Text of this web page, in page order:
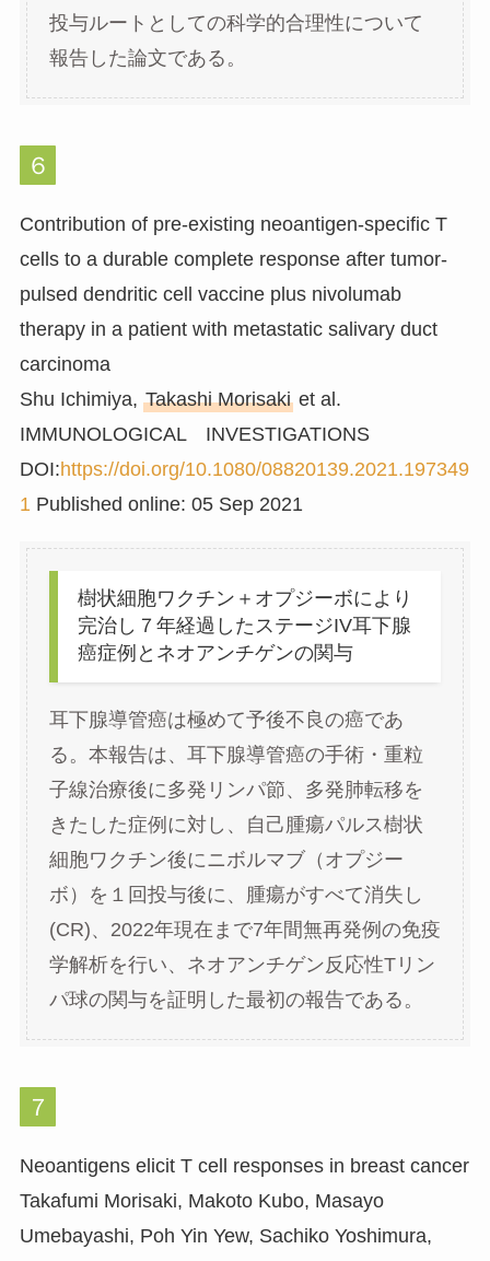
投与ルートとしての科学的合理性について
報告した論文である。
６
Contribution of pre-existing neoantigen-specific T
cells to a durable complete response after tumor-
pulsed dendritic cell vaccine plus nivolumab
therapy in a patient with metastatic salivary duct
carcinoma
Shu Ichimiya, Takashi Morisakiet al.
IMMUNOLOGICAL INVESTIGATIONS
DOI:https://doi.org/10.1080/08820139.2021.197349
1Published online: 05 Sep 2021
樹状細胞ワクチン＋オプジーボにより
完治し７年経過したステージIV耳下腺
癌症例とネオアンチゲンの関与
耳下腺導管癌は極めて予後不良の癌であ
る。本報告は、耳下腺導管癌の手術・重粒
子線治療後に多発リンパ節、多発肺転移を
きたした症例に対し、自己腫瘍パルス樹状
細胞ワクチン後にニボルマブ（オプジー
ボ）を１回投与後に、腫瘍がすべて消失し
(CR)、2022年現在まで7年間無再発例の免疫
学解析を行い、ネオアンチゲン反応性Tリン
パ球の関与を証明した最初の報告である。
７
Neoantigens elicit T cell responses in breast cancer
Takafumi Morisaki, Makoto Kubo, Masayo
Umebayashi, Poh Yin Yew, Sachiko Yoshimura,